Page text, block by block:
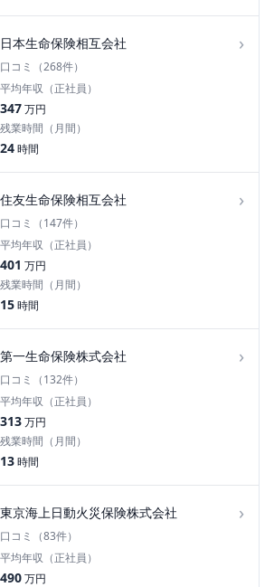
日本生命保険相互会社 ›
口コミ（268件）
平均年収（正社員）
347万円
残業時間（月間）
24時間
住友生命保険相互会社 ›
口コミ（147件）
平均年収（正社員）
401 万円
残業時間（月間）
15時間
第一生命保険株式会社 ›
口コミ（132件）
平均年収（正社員）
313万円
残業時間（月間）
13時間
東京海上日動火災保険株式会社 ›
口コミ（83件）
平均年収（正社員）
490万円